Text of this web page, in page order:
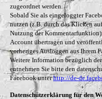
zugeordnet werden.
Sobald Sie als eingeloggter
nutzen (z.B. durch das Klicken
Nutzung der
Account übertragen und
vorheriges Ausloggen aus Ihrem
Weitere Information bezüglich
entnehmen Sie bitte den
Facebook unterhttp://de-
Datenschutzerklärung für den